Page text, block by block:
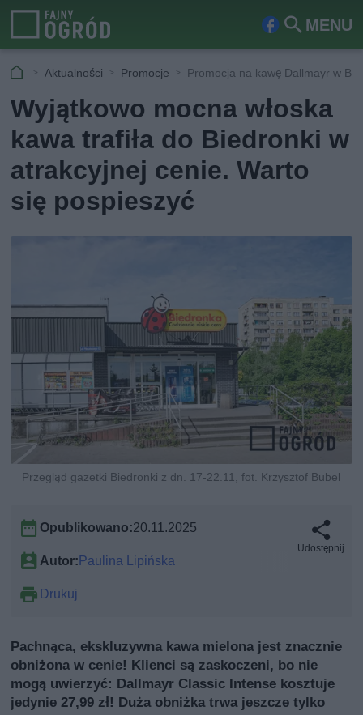
MENU
Fa
ook
Szu
kaj
Aktualności Promocje Promocja na kawę Dallmayr w
Wyjątkowo mocna włoska
kawa trafiła do Biedronki w
atrakcyjnej cenie. Warto
się pospieszyć
Przegląd gazetki Biedronki z dn. 17-22.11, fot. Krzysztof Bubel
Opublikowano:20.11.2025
Autor:Paulina Lipińska
Drukuj
Udostępnij
Pachnąca, ekskluzywna kawa mielona jest znacznie
obniżona w cenie! Klienci są zaskoczeni, bo nie
mogą uwierzyć: Dallmayr Classic Intense kosztuje
jedynie 27,99 zł! Duża obniżka trwa jeszcze tylko